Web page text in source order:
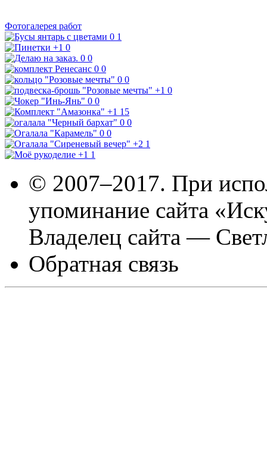
Фотогалерея работ
0 1
+1 0
0 0
0 0
0 0
+1 0
0 0
+1 15
0 0
0 0
+2 1
+1 1
© 2007–2017. При
упоминание сайта
Владелец сайта —
Обратная связь